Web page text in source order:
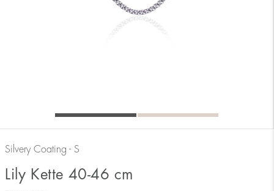
Silvery Coating - S
Lily Kette 40-46 cm